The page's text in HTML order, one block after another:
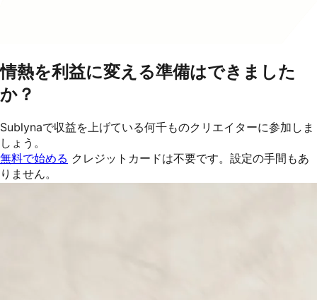
情熱を利益に変える準備はできました
か？
Sublynaで収益を上げている何千ものクリエイターに参加しま
しょう。
無料で始める クレジットカードは不要です。設定の手間もあ
りません。